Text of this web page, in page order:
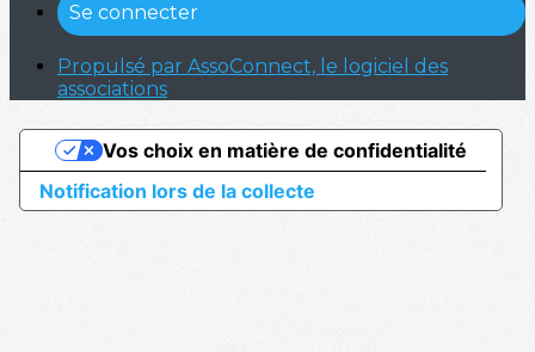
Se connecter
Propulsé par AssoConnect, le logiciel des
associations
Notification lors de la collecte
Vos choix en matière de confidentialité